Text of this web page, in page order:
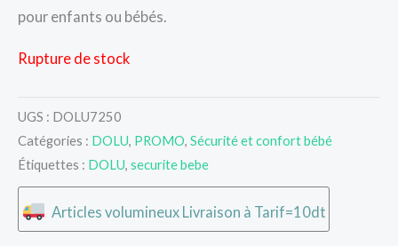
pour enfants ou bébés.
Rupture de stock
UGS : DOLU7250
Catégories : DOLU, PROMO, Sécurité et confort bébé
Étiquettes : DOLU, securite bebe
Articles volumineux Livraison à Tarif=10dt